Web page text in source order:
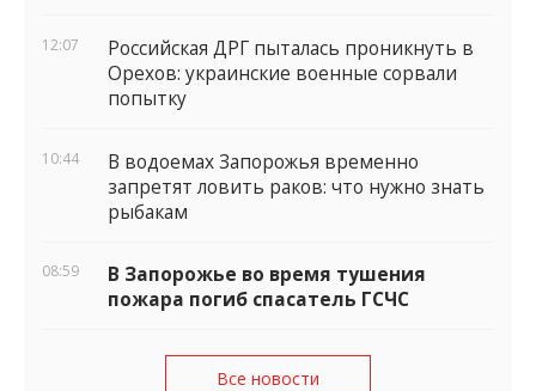
12:07
Российская ДРГ пыталась проникнуть в
Орехов: украинские военные сорвали
попытку
10:44
В водоемах Запорожья временно
запретят ловить раков: что нужно знать
рыбакам
08:59
В Запорожье во время тушения
пожара погиб спасатель ГСЧС
Все новости